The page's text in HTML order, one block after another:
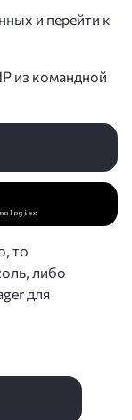
и перейти к
из командной
то
либо
для